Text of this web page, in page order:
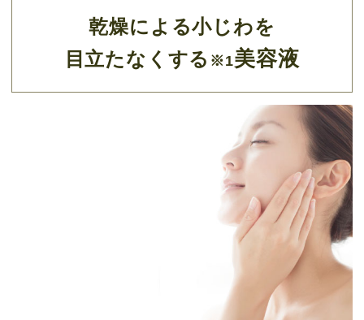
乾燥による小じわを
目立たなくする ※1美容液